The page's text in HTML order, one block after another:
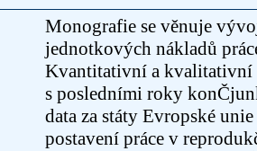
Monografie se věnuje
jednotkových nákladů
Kvantitativní a kvalitativní
s posledními roky
data za státy Evropské
postavení práce v